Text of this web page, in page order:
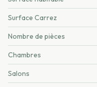
Surface Carrez
Nombre de pièces
Chambres
Salons